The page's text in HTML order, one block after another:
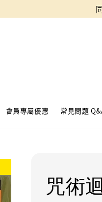
會員專屬優惠 常見問題
咒術